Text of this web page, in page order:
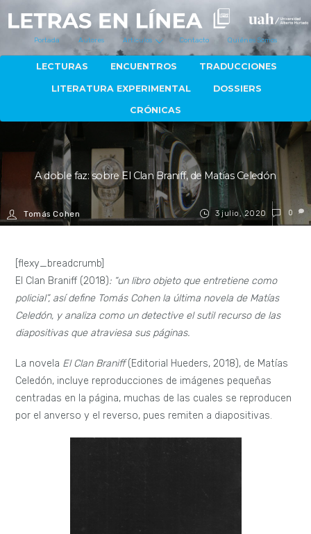
Portada Autores Artículos Contacto Quiénes Somos
LECTURAS ENCUENTROS TRADUCCIONES
LITERATURA EXPERIMENTAL DOSSIERS
CRÓNICAS
3 julio, 2020
A doble faz: sobre El Clan Braniff, de Matías Celedón
Tomás Cohen 0
[flexy_breadcrumb]
El Clan Braniff (2018): “un libro objeto que entretiene como
policial”, así define Tomás Cohen la última novela de Matías
Celedón, y analiza como un detective el sutil recurso de las
diapositivas que atraviesa sus páginas.
La novela El Clan Braniff(Editorial Hueders, 2018), de Matías
Celedón, incluye reproducciones de imágenes pequeñas
centradas en la página, muchas de las cuales se reproducen
por el anverso y el reverso, pues remiten a diapositivas.